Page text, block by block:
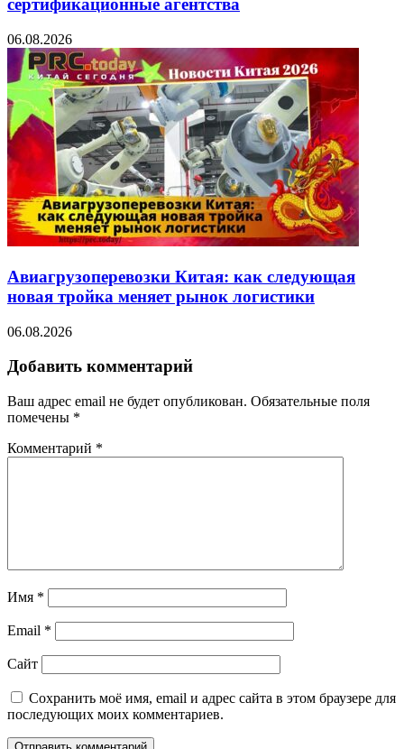
сертификационные агентства
06.08.2026
Авиагрузоперевозки Китая: как следующая
новая тройка меняет рынок логистики
06.08.2026
Добавить комментарий
Ваш адрес email не будет опубликован. Обязательные поля
помечены *
Комментарий *
Имя *
Email *
Сайт
Сохранить моё имя, email и адрес сайта в этом браузере для
последующих моих комментариев.